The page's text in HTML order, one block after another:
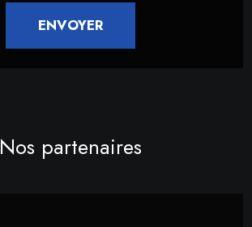
Nos partenaires